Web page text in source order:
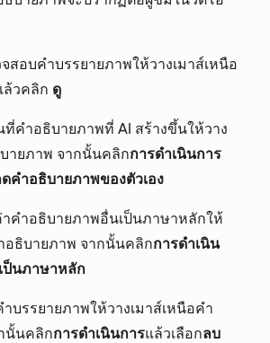
สอบคำบรรยายภาพให้วางเมาส์เหนือ
ล้วคลิก ดู
คำอธิบายภาพที่ AI สร้างขึ้นให้วาง
ายภาพ จากนั้นคลิกการดำเนินการ
คำอธิบายภาพของตัวเอง
คำอธิบายภาพอื่นเป็นภาษาหลักให้
อธิบายภาพ จากนั้นคลิกการดำเนิน
ป็นภาษาหลัก
บรรยายภาพให้วางเมาส์เหนือคำ
นั้นคลิกการดำเนินการแล้วเลือกลบ